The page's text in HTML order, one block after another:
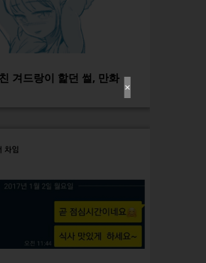
✕
겨드랑이 핥던 썰, 만화